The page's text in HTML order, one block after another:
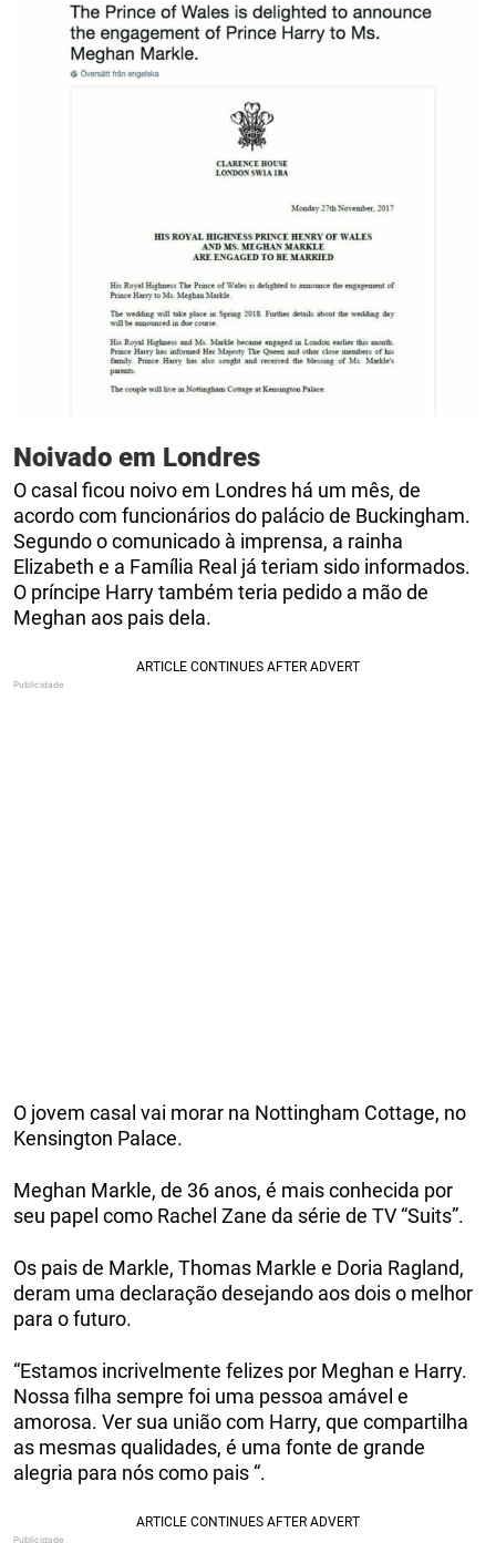
Noivado em Londres
O casal ficou noivo em Londres há um mês, de
acordo com funcionários do palácio de Buckingham.
Segundo o comunicado à imprensa, a rainha
Elizabeth e a Família Real já teriam sido informados.
O príncipe Harry também teria pedido a mão de
Meghan aos pais dela.
O jovem casal vai morar na Nottingham Cottage, no
Kensington Palace.
Meghan Markle, de 36 anos, é mais conhecida por
seu papel como Rachel Zane da série de TV “Suits”.
Os pais de Markle, Thomas Markle e Doria Ragland,
deram uma declaração desejando aos dois o melhor
para o futuro.
“Estamos incrivelmente felizes por Meghan e Harry.
Nossa filha sempre foi uma pessoa amável e
amorosa. Ver sua união com Harry, que compartilha
as mesmas qualidades, é uma fonte de grande
alegria para nós como pais “.